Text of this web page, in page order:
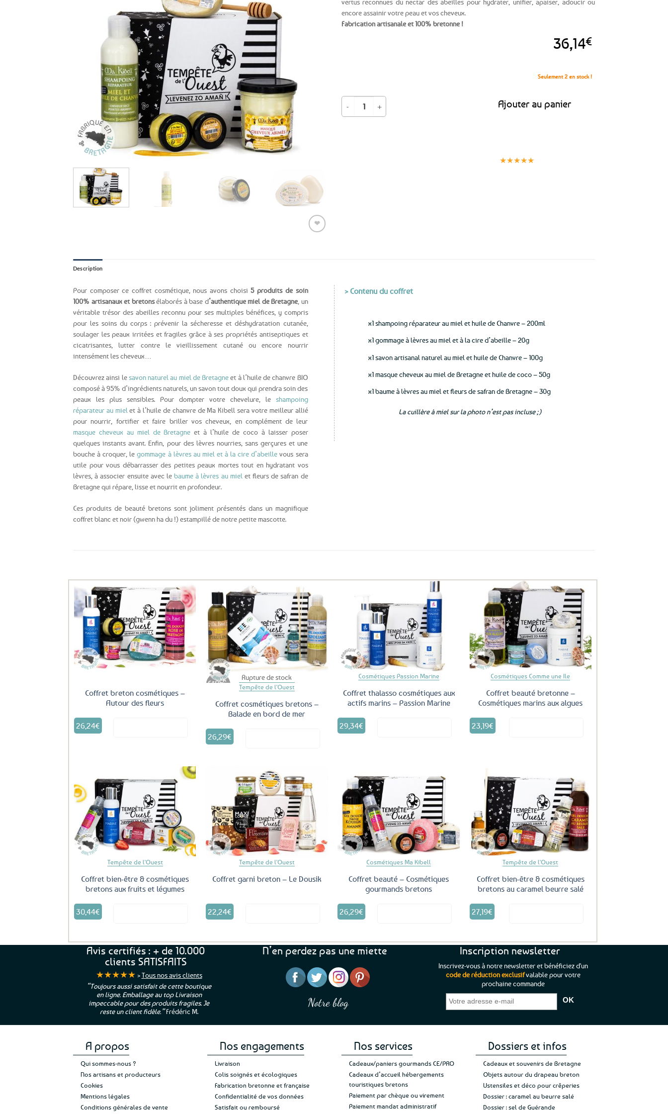
❤
vertus reconnues du nectar des abeilles pour hydrater, unifier, apaiser, adoucir ou
encore assainir votre peau et vos cheveux.
Fabrication artisanale et 100% bretonne !
36,14€
Seulement 2 en stock !
quantité de Coffret soins et beauté au miel de BretagneAjouter au panier
★★★★★
Description
Pour composer ce coffret cosmétique, nous avons choisi5 produits de soin
100% artisanaux et bretonsélaborés à base d‘authentique miel de Bretagne , un
véritable trésor des abeilles reconnu pour ses multiples bénéfices, y compris
pour les soins du corps : prévenir la sécheresse et déshydratation cutanée,
soulager les peaux irritées et fragiles grâce à ses propriétés antiseptiques et
cicatrisantes, lutter contre le vieillissement cutané ou encore nourrir
intensément les cheveux…
Découvrez ainsi lesavon naturel au miel de Bretagneet à l’huile de chanvre BIO
composé à 95% d’ingrédients naturels, un savon tout doux qui prendra soin des
peaux les plus sensibles. Pour dompter votre chevelure, leshampoing
réparateur au miel et à l’huile de chanvre de Ma Kibell sera votre meilleur allié
pour nourrir, fortifier et faire briller vos cheveux, en complément de leur
masque cheveux au miel de Bretagne et à l’huile de coco à laisser poser
quelques instants avant. Enfin, pour des lèvres nourries, sans gerçures et une
bouche à croquer, legommage à lèvres au miel et à la cire d’abeille vous sera
utile pour vous débarrasser des petites peaux mortes tout en hydratant vos
lèvres, à associer ensuite avec le baume à lèvres au miel et fleurs de safran de
Bretagne qui répare, lisse et nourrit en profondeur.
Ces produits de beauté bretons sont joliment présentés dans un magnifique
coffret blanc et noir (gwenn ha du !) estampillé de notre petite mascotte.
> Contenu du coffret
x1 shampoing réparateur au miel et huile de Chanvre – 200ml
x1 gommage à lèvres au miel et à la cire d’abeille – 20g
x1 savon artisanal naturel au miel et huile de Chanvre – 100g
x1 masque cheveux au miel de Bretagne et huile de coco – 50g
x1 baume à lèvres au miel et fleurs de safran de Bretagne – 30g
La cuillère à miel sur la photo n’est pas incluse ;)
Ajouter
aux
favoris
Coffret breton cosmétiques –
Autour des fleurs
26,24€
Ajouter
aux
favoris
Rupture de stock
Tempête de l'Ouest
Coffret cosmétiques bretons –
Balade en bord de mer
26,29€
Ajouter
aux
favoris
Cosmétiques Passion Marine
Coffret thalasso cosmétiques aux
actifs marins – Passion Marine
29,34€
Ajouter
aux
favoris
Cosmétiques Comme une Ile
Coffret beauté bretonne –
Cosmétiques marins aux algues
23,19€
Ajouter
aux
favoris
Tempête de l'Ouest
Coffret bien-être & cosmétiques
bretons aux fruits et légumes
30,44€
Ajouter
aux
favoris
Tempête de l'Ouest
Coffret garni breton – Le Dousik
22,24€
Ajouter
aux
favoris
Cosmétiques Ma Kibell
Coffret beauté – Cosmétiques
gourmands bretons
26,29€
Ajouter
aux
favoris
Tempête de l'Ouest
Coffret bien-être & cosmétiques
bretons au caramel beurre salé
27,19€
Avis certifiés : + de 10.000
clients SATISFAITS
★★★★★ >Tous nos avis clients
“Toujours aussi satisfait de cette boutique
en ligne. Emballage au top Livraison
impeccable pour des produits fragiles. Je
reste un client fidèle.”Frédéric M.
“Une boutique que je recommande pour
leur sérieux, des bons et beaux produits
et une équipe à l’écoute :-)”Patricia M.
“J’ai mis 5 étoiles parce que je pouvais pas
en mettre 6 ;)
Je suis plus que satisfaite de mon achat et
de ma livraison. Ne changez rien”Jade C.
“C’est agréable et tout aussi rassurant
de constater qu’il n’y a pas de petite
commande, mais un client à satisfaire.”
N’en perdez pas une miette
Notre blog
Inscription newsletter
Inscrivez-vous à notre newsletter et bénéficiez d'un
code de réduction exclusifvalable pour votre
prochaine commande
A propos
Qui sommes-nous ?
Nos artisans et producteurs
Cookies
Mentions légales
Conditions générales de vente
Nos engagements
Livraison
Colis soignés et écologiques
Fabrication bretonne et française
Confidentialité de vos données
Satisfait ou remboursé
Nos services
Cadeaux/paniers gourmands CE/PRO
Cadeaux d’accueil hébergements
touristiques bretons
Paiement par chèque ou virement
Paiement mandat administratif
Dossiers et infos
Cadeaux et souvenirs de Bretagne
Objets autour du drapeau breton
Ustensiles et déco pour crêperies
Dossier : caramel au beurre salé
Dossier : sel de Guérande